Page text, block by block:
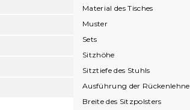
Material des Tisches
Muster
Sets
Sitzhöhe
Sitztiefe des Stuhls
Ausführung der Rückenlehne
Breite des Sitzpolsters